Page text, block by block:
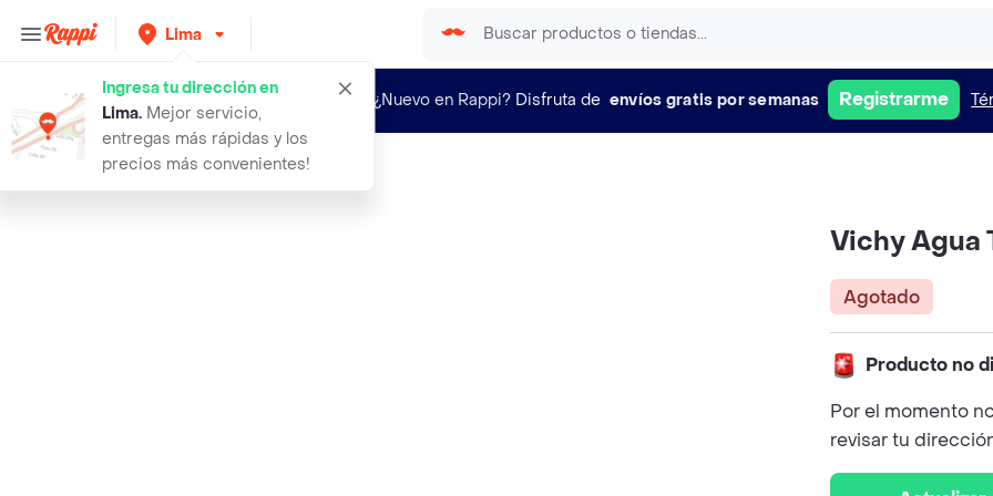
Lima
Ingresa tu dirección en
Lima. Mejor servicio,
entregas más rápidas y los
precios más convenientes!
¿Nuevo en Rappi? Disfruta de envíos gratis por semanas Registrarme
vichy agua termal mineralizante en
Vichy Agua
Agotado
Producto no
Por el momento
revisar tu